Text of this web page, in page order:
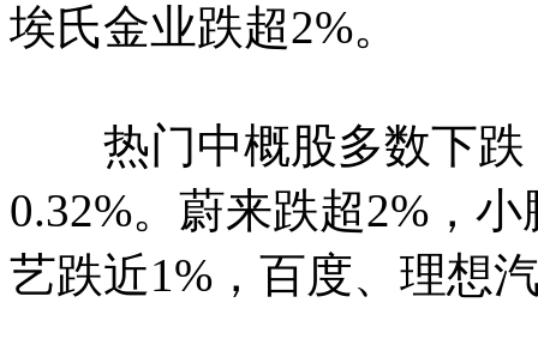
埃氏金业跌超2%。
热门中概股多数下跌
0.32%。蔚来跌超2%，
艺跌近1%，百度、理想